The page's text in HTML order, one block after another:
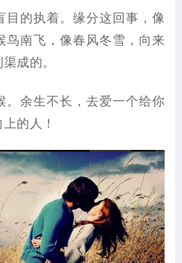
目的执着。缘分这回事，像
鸟南飞，像春风冬雪，向来
成的。
。余生不长，去爱一个给你
的人！